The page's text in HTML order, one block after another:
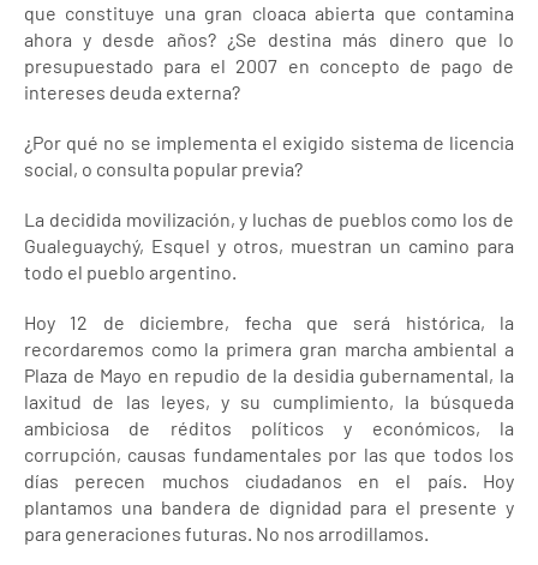
que constituye una gran cloaca abierta que contamina
ahora y desde años? ¿Se destina más dinero que lo
presupuestado para el 2007 en concepto de pago de
intereses deuda externa?
¿Por qué no se implementa el exigido sistema de licencia
social, o consulta popular previa?
La decidida movilización, y luchas de pueblos como los de
Gualeguaychý, Esquel y otros, muestran un camino para
todo el pueblo argentino.
Hoy 12 de diciembre, fecha que será histórica, la
recordaremos como la primera gran marcha ambiental a
Plaza de Mayo en repudio de la desidia gubernamental, la
laxitud de las leyes, y su cumplimiento, la búsqueda
ambiciosa de réditos políticos y económicos, la
corrupción, causas fundamentales por las que todos los
días perecen muchos ciudadanos en el país. Hoy
plantamos una bandera de dignidad para el presente y
para generaciones futuras. No nos arrodillamos.